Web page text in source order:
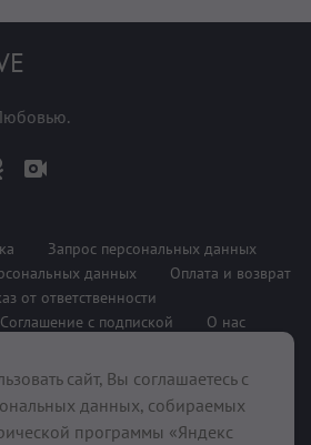
Запрос персональных данных
данных
Оплата и возврат
от ответственности
Соглашение с подпиской О нас
поддержке
сайт, Вы соглашаетесь с
данных, собираемых
программы «Яндекс